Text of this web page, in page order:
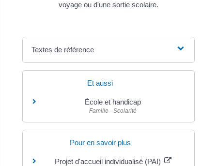
voyage ou d'une sortie scolaire.
Textes de référence
Et aussi
École et handicap
Famille - Scolarité
Pour en savoir plus
Projet d'accueil individualisé (PAI)